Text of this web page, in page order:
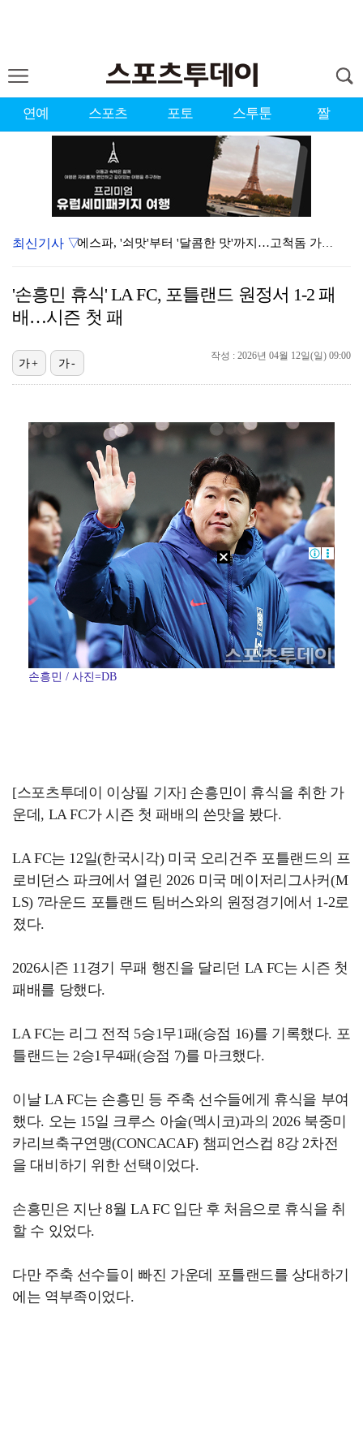
연예 스포츠 포토 스투툰 짤
에스파, '쇠맛'부터 '달콤한 맛'까지…고척돔 가득 채…
'리그 2연패 정조준' 아스널, 뉴캐슬서 기마랑이스 영…
에스파, 고척돔 입성…공연 시작 40분 만에 첫 인사 …
에스파 고척돔 공연에 반가운 얼굴…아이들 미연·트와이스…
한국 남자배구, 중국 3-0 완파하고 동아시아선수권 결…
'서명관·야고 연속골' 울산, 동해안 더비서 포항 제압…
최신기사 ▽
'손흥민 휴식' LA FC, 포틀랜드 원정서 1-2 패
배…시즌 첫 패
작성 : 2026년 04월 12일(일) 09:00
가+ 가-
손흥민 / 사진=DB
[스포츠투데이 이상필 기자] 손흥민이 휴식을 취한 가
운데, LA FC가 시즌 첫 패배의 쓴맛을 봤다.
LA FC는 12일(한국시각) 미국 오리건주 포틀랜드의 프
로비던스 파크에서 열린 2026 미국 메이저리그사커(M
LS) 7라운드 포틀랜드 팀버스와의 원정경기에서 1-2로
졌다.
2026시즌 11경기 무패 행진을 달리던 LA FC는 시즌 첫
패배를 당했다.
LA FC는 리그 전적 5승1무1패(승점 16)를 기록했다. 포
틀랜드는 2승1무4패(승점 7)를 마크했다.
이날 LA FC는 손흥민 등 주축 선수들에게 휴식을 부여
했다. 오는 15일 크루스 아술(멕시코)과의 2026 북중미
카리브축구연맹(CONCACAF) 챔피언스컵 8강 2차전
을 대비하기 위한 선택이었다.
손흥민은 지난 8월 LA FC 입단 후 처음으로 휴식을 취
할 수 있었다.
다만 주축 선수들이 빠진 가운데 포틀랜드를 상대하기
에는 역부족이었다.